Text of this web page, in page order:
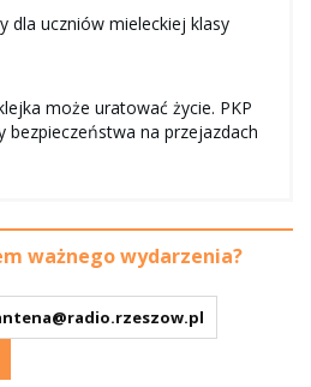
dla uczniów mieleckiej klasy
może uratować życie. PKP
bezpieczeństwa na przejazdach
ważnego wydarzenia?